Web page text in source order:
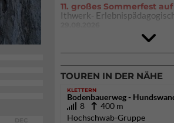
11. großes Sommerfest
Ithwerk-
DAV Kletter- &
Süd (Thalkirchen)
TOUREN IN DER NÄHE
KLETTERN
Bodenbauerweg -
8
400 m
Hochschwab-Gruppe